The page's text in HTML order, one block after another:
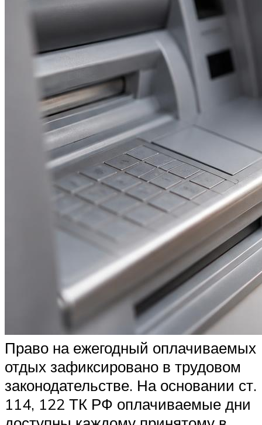
Право на ежегодный оплачиваемых
отдых зафиксировано в трудовом
законодательстве. На основании ст.
114, 122 ТК РФ оплачиваемые дни